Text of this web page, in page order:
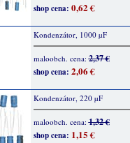
shop cena: 0,62 €
Kondenzátor, 1000 µF
maloobch. cena:2,37 €
shop cena: 2,06 €
Kondenzátor, 220 µF
maloobch. cena:1,32 €
shop cena: 1,15 €